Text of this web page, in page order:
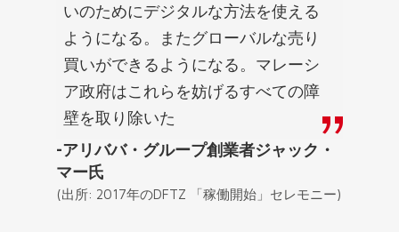
いのためにデジタルな方法を使える
ようになる。またグローバルな売り
買いができるようになる。マレーシ
ア政府はこれらを妨げるすべての障
壁を取り除いた
-アリババ・グループ創業者ジャック・
マー氏
(出所: 2017年のDFTZ 「稼働開始」セレモニー)